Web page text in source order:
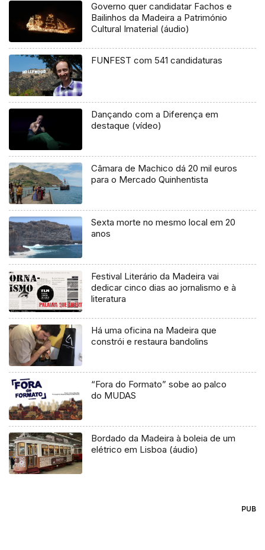
Governo quer candidatar Fachos e
Bailinhos da Madeira a Património
Cultural Imaterial (áudio)
FUNFEST com 541 candidaturas
Dançando com a Diferença em
destaque (vídeo)
Câmara de Machico dá 20 mil euros
para o Mercado Quinhentista
Sexta morte no mesmo local em 20
anos
Festival Literário da Madeira vai
dedicar cinco dias ao jornalismo e à
literatura
Há uma oficina na Madeira que
constrói e restaura bandolins
“Fora do Formato” sobe ao palco
do MUDAS
Bordado da Madeira à boleia de um
elétrico em Lisboa (áudio)
PUB